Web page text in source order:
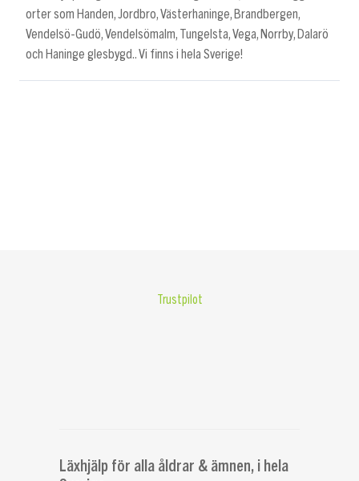
orter som Handen, Jordbro, Västerhaninge, Brandbergen,
Vendelsö-Gudö, Vendelsömalm, Tungelsta, Vega, Norrby, Dalarö
och Haninge glesbygd.. Vi finns i hela Sverige!
Trustpilot
Läxhjälp för alla åldrar & ämnen, i hela